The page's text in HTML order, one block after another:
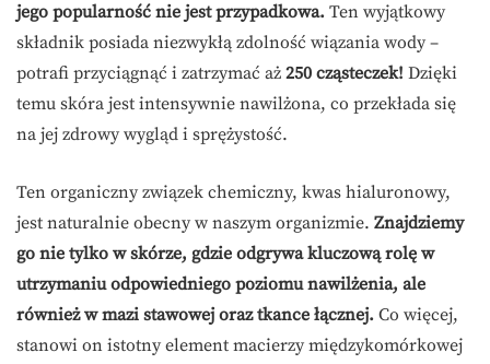
jego popularność nie jest przypadkowa. Ten wyjątkowy
składnik posiada niezwykłą zdolność wiązania wody –
potrafi przyciągnąć i zatrzymać aż 250 cząsteczek! Dzięki
temu skóra jest intensywnie nawilżona, co przekłada się
na jej zdrowy wygląd i sprężystość.
Ten organiczny związek chemiczny, kwas hialuronowy,
jest naturalnie obecny w naszym organizmie. Znajdziemy
go nie tylko w skórze, gdzie odgrywa kluczową rolę w
utrzymaniu odpowiedniego poziomu nawilżenia, ale
również w mazi stawowej oraz tkance łącznej. Co więcej,
stanowi on istotny element macierzy międzykomórkowej